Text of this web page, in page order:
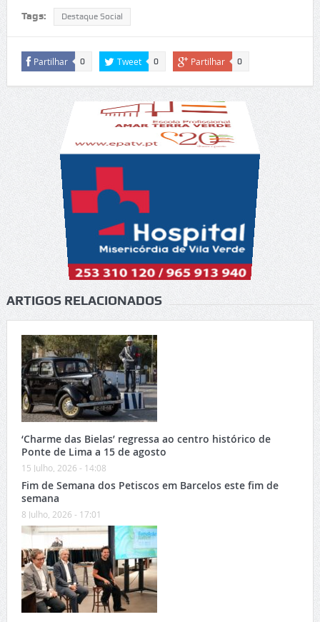
Tags: Destaque Social
Partilhar 0 Tweet 0 Partilhar 0
ARTIGOS RELACIONADOS
‘Charme das Bielas’ regressa ao centro histórico de
Ponte de Lima a 15 de agosto
15 Julho, 2026 - 14:08
Fim de Semana dos Petiscos em Barcelos este fim de
semana
8 Julho, 2026 - 17:01